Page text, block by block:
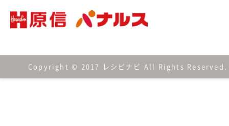
Copyright © 2017 レシピナビ All Rights Reserved.